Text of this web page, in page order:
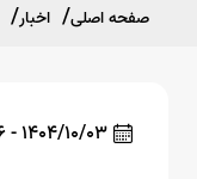
صفحه اصلی اخبار
1404/10/03 - 14:26